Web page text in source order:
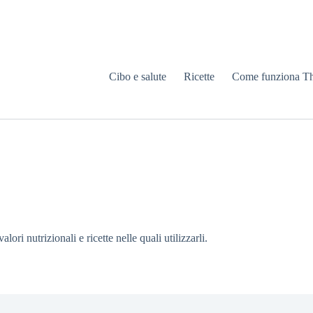
Cibo e salute Ricette Come funziona
nutrizionali e ricette nelle quali utilizzarli.